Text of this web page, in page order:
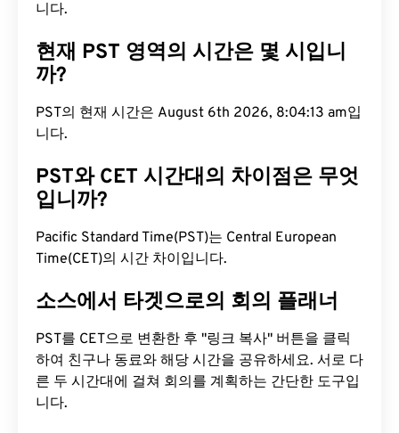
니다.
현재 PST 영역의 시간은 몇 시입니
까?
PST의 현재 시간은 August 6th 2026, 8:04:14 am입
니다.
PST와 CET 시간대의 차이점은 무엇
입니까?
Pacific Standard Time(PST)는 Central European
Time(CET)의 시간 차이입니다.
소스에서 타겟으로의 회의 플래너
PST를 CET으로 변환한 후 "링크 복사" 버튼을 클릭
하여 친구나 동료와 해당 시간을 공유하세요. 서로 다
른 두 시간대에 걸쳐 회의를 계획하는 간단한 도구입
니다.